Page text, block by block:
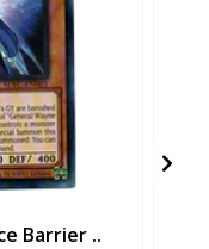
Barrier ..